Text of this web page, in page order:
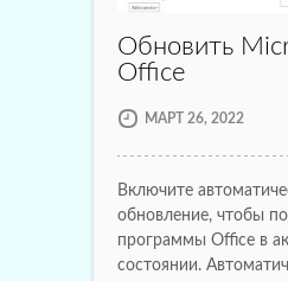
Обновить
Office
МАРТ 26, 2022
Включите
обновление, чтобы
программы Office в
состоянии.